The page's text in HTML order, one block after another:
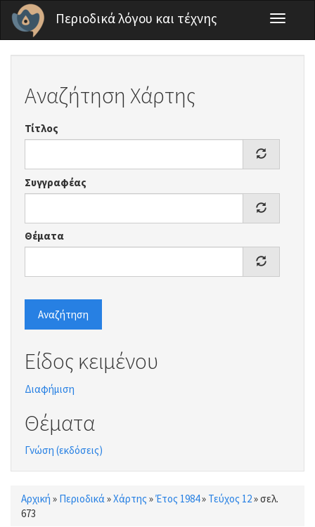
Παράκαμψη προς το κυρίως περιεχόμενο
Περιοδικά λόγου και τέχνης
Toggle
Αναζήτηση Χάρτης
Τίτλος
Συγγραφέας
Θέματα
Αναζήτηση
Είδος κειμένου
Διαφήμιση
Θέματα
Γνώση (εκδόσεις)
Είστε εδώ
Αρχική » Περιοδικά»Χάρτης »Έτος 1984» Τεύχος 12»σελ.
673